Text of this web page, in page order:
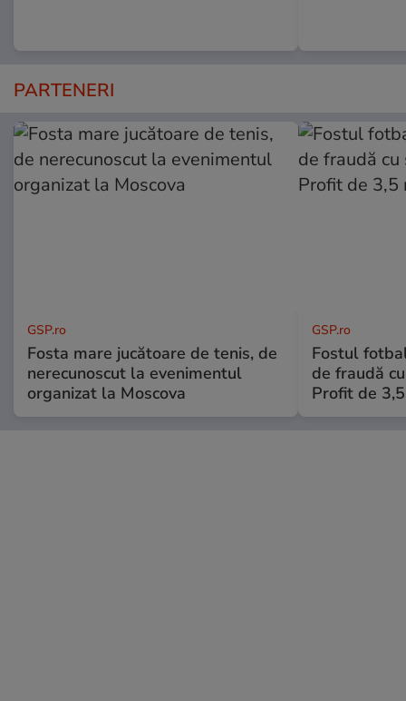
PARTENERI
GSP.ro
Fosta mare jucătoare de tenis, de
nerecunoscut la evenimentul
organizat la Moscova
GSP.ro
Fostul
de fraudă
Profit de